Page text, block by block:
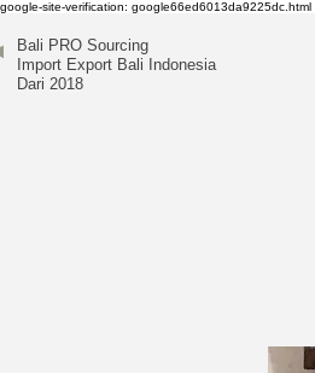
google-site-verification: google66ed6013da9225dc.html
Bali PRO Sourcing
Import Export Bali Indonesia
Dari 2018